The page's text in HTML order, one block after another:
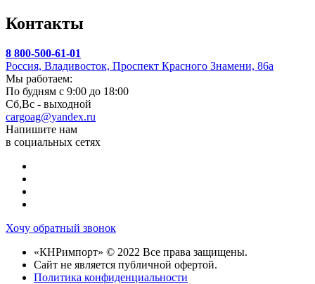
Контакты
8 800-500-61-01
Россия, Владивосток, Проспект Красного Знамени, 86а
Мы работаем:
По будням с 9:00 до 18:00
Сб,Вс - выходной
cargoag@yandex.ru
Напишите нам
в социальных сетях
Хочу обратный звонок
«КНРимпорт» © 2022 Все права защищены.
Сайт не является публичной офертой.
Политика конфиденциальности